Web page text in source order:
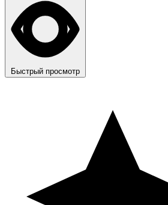
Быстрый просмотр